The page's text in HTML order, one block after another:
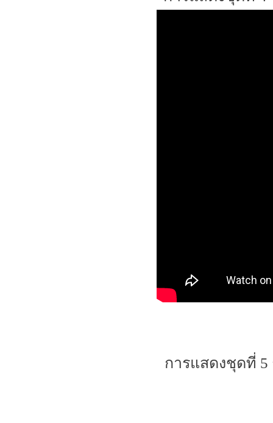
การแสดงชุดที่ 5